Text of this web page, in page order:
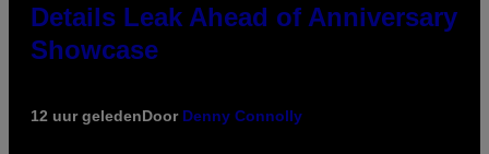
Details Leak Ahead of Anniversary
Showcase
12 uur geledenDoor Denny Connolly